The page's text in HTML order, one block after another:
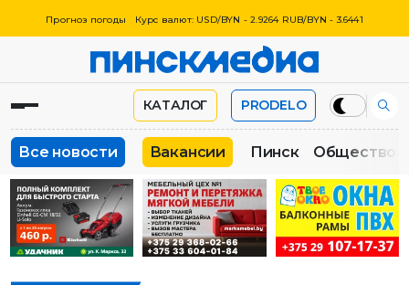
Прогноз погоды Курс валют: USD/BYN - 2.9264 RUB/BYN - 3.6441
КАТАЛОГ PRODELO
Все новости Вакансии Пинск Общество